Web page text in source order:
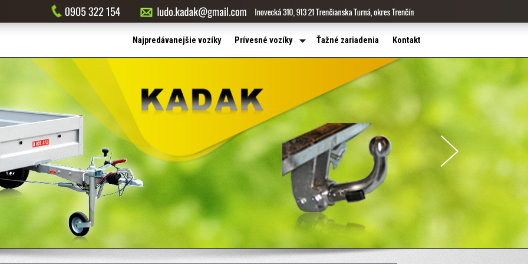
Najpredávanejšie vozíky Prívesné vozíky Ťažné zariadenia Kontakt